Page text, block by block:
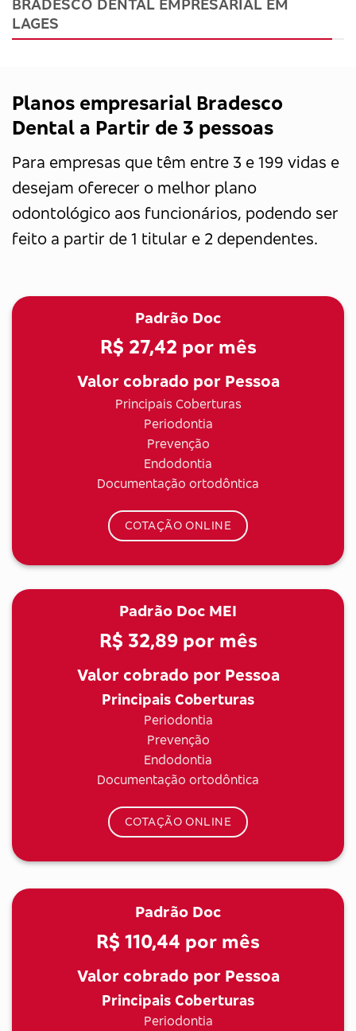
LAGES
Planos empresarial Bradesco
Dental a Partir de 3 pessoas
Para empresas que têm entre 3 e 199 vidas e
desejam oferecer o melhor plano
odontológico aos funcionários, podendo ser
feito a partir de 1 titular e 2 dependentes.
Padrão Doc
R$ 27,42 por mês
Valor cobrado por Pessoa
Principais Coberturas
Periodontia
Prevenção
Endodontia
Documentação ortodôntica
COTAÇÃO ONLINE
Padrão Doc MEI
R$ 32,89por mês
Valor cobrado por Pessoa
Principais Coberturas
Periodontia
Prevenção
Endodontia
Documentação ortodôntica
COTAÇÃO ONLINE
Padrão Doc
R$ 110,44 por mês
Valor cobrado por Pessoa
Principais Coberturas
Periodontia